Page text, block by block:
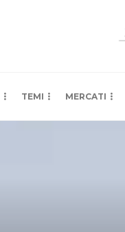
TEMI MERCATI